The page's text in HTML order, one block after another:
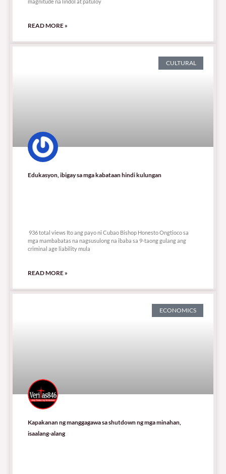
READ MORE »
CULTURAL
Edukasyon, ibigay sa mga kabataan hindi kulungan
936 total views Ito ang payo ni Cubao Bishop Honesto Ongtioco sa
mga mambabatas na nagsusulong na ibaba sa 9-taong gulang ang
criminal age liability mula
READ MORE »
ECONOMICS
Kapakanan ng manggagawa sa shutdown ng mga minahan,
isaalang-alang